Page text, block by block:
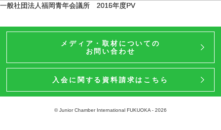
一般社団法人福岡青年会議所 2016年度PV
一般社団法人福岡青年会議所 2015年度PV
メディア・取材についての
お問い合わせ
入会に関する資料請求はこちら
© Junior Chamber International FUKUOKA - 2026